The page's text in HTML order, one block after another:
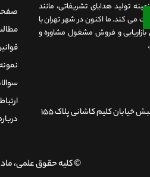
تولید هدایای تشریفاتی، مانند
می کند. ما اکنون در شهر تهران با
و فروش مشغول مشاوره و
تهران خیابان شریعتی خیابان پلیس نبش خیابان کلیم کاشانی پلاک ۱۵۵
© کلیه حقوق علمی،